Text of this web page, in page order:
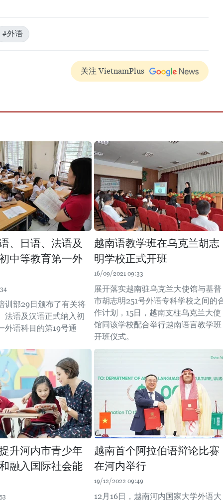
#外语
关注 VietnamPlus
、日语、法语及
中等教育第一外
训部29日颁布了有关将
法语及汉语正式纳入初
外语科目的第19号通
越南语教学班在乌克兰胡志
明学校正式开班
16/09/2021 09:33
展开落实越南驻乌克兰大使馆与基普
市胡志明251号外语专科学校之间的
作计划，15日，越南支柱乌克兰大使
馆同该学校配合举行越南语言教学班
开班仪式。
升河内市青少年
融入国际社会能
越南首个阿拉伯语辩论比赛
在河内举行
19/12/2022 09:49
12月16日，越南河内国家大学外语大